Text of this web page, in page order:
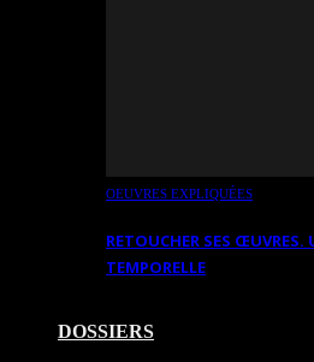
OEUVRES EXPLIQUÉES
RETOUCHER SES ŒUVRES.
TEMPORELLE
DOSSIERS